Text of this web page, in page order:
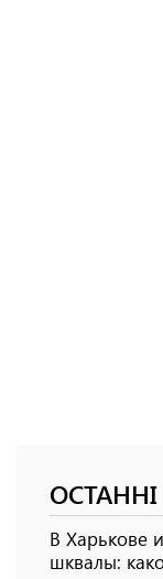
В Харькове
шквалы: